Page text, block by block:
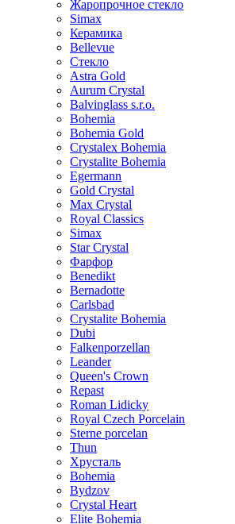
Жаропрочное стекло
Simax
Керамика
Bellevue
Стекло
Astra Gold
Aurum Crystal
Balvinglass s.r.o.
Bohemia
Bohemia Gold
Crystalex Bohemia
Crystalite Bohemia
Egermann
Gold Crystal
Max Crystal
Royal Classics
Simax
Star Crystal
Фарфор
Benedikt
Bernadotte
Carlsbad
Crystalite Bohemia
Dubi
Falkenporzellan
Leander
Queen's Crown
Repast
Roman Lidicky
Royal Czech Porcelain
Sterne porcelan
Thun
Хрусталь
Bohemia
Bydzov
Crystal Heart
Elite Bohemia